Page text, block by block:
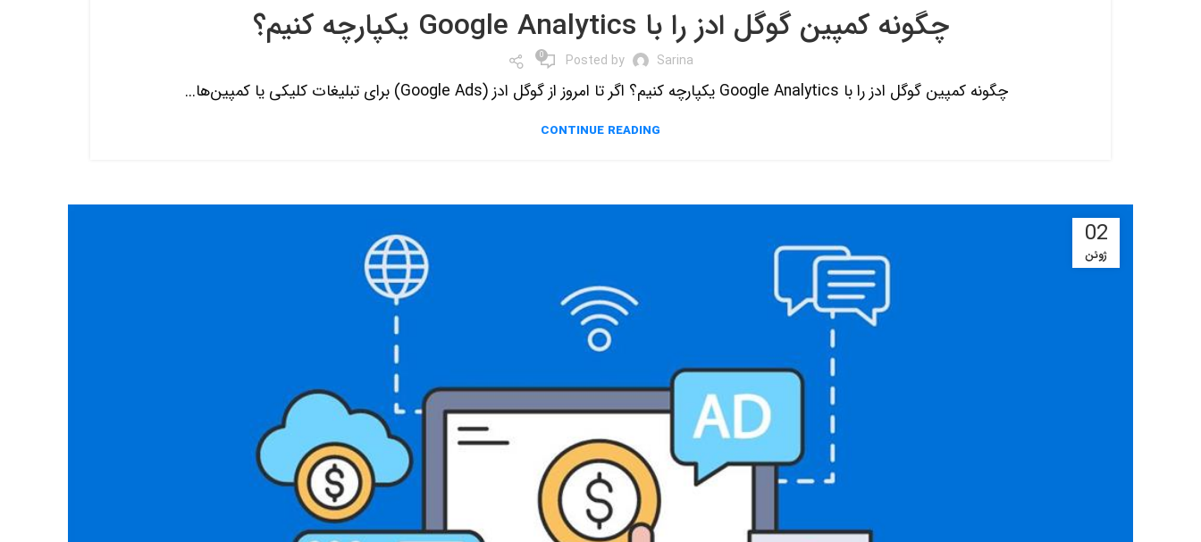
چگونه کمپین گوگل ادز را با Google Analytics یکپارچه کنیم؟
Posted by Sarina
0
چگونه کمپین گوگل ادز را با Google Analytics یکپارچه کنیم؟ اگر تا امروز از گوگل ادز (Google Ads) برای تبلیغات کلیکی یا کمپین‌ها...
CONTINUE READING
02
ژوئن